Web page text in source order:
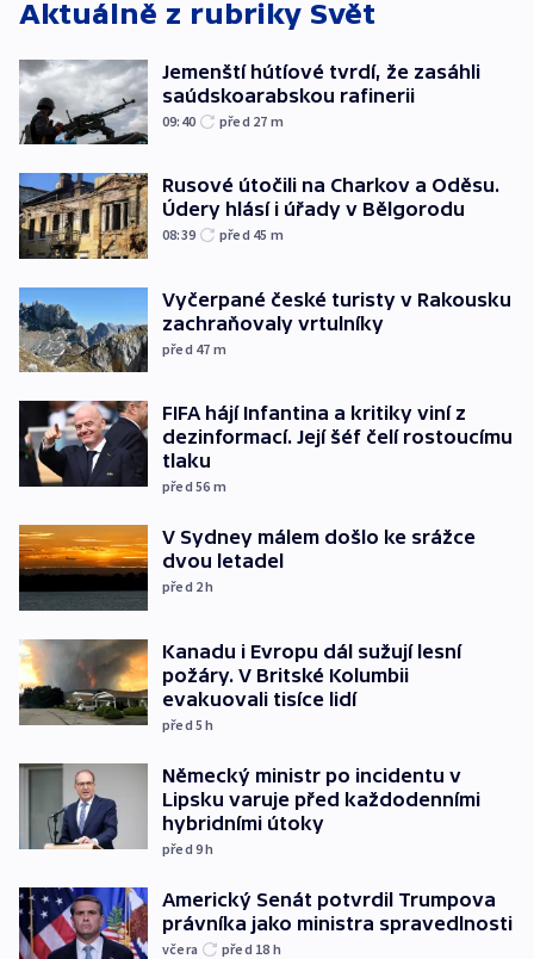
Aktuálně z rubriky Svět
Jemenští hútíové tvrdí, že zasáhli
saúdskoarabskou rafinerii
09:40 před 27 m
Rusové útočili na Charkov a Oděsu.
Údery hlásí i úřady v Bělgorodu
08:39 před 45 m
Vyčerpané české turisty v Rakousku
zachraňovaly vrtulníky
před 47 m
FIFA hájí Infantina a kritiky viní z
dezinformací. Její šéf čelí rostoucímu
tlaku
před 56 m
V Sydney málem došlo ke srážce
dvou letadel
před 2h
Kanadu i Evropu dál sužují lesní
požáry. V Britské Kolumbii
evakuovali tisíce lidí
před 5h
Německý ministr po incidentu v
Lipsku varuje před každodenními
hybridními útoky
před 9h
Americký Senát potvrdil Trumpova
právníka jako ministra spravedlnosti
včera před 18 h